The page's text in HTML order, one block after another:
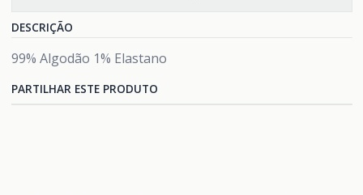
DESCRIÇÃO
99% Algodão 1% Elastano
PARTILHAR ESTE PRODUTO